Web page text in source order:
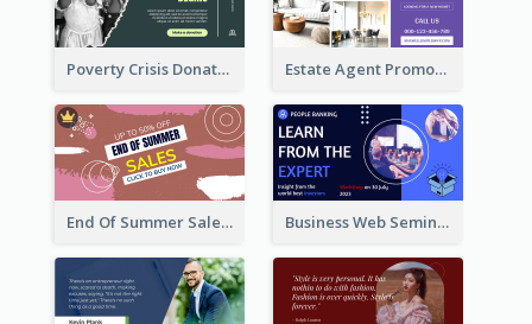
Poverty Crisis Donation Twitter Post Estate Agent Promote Twitter Post Design Idea
End Of Summer Sale Twitter Post Design Idea Business Web Seminar Twitter Post Design Idea